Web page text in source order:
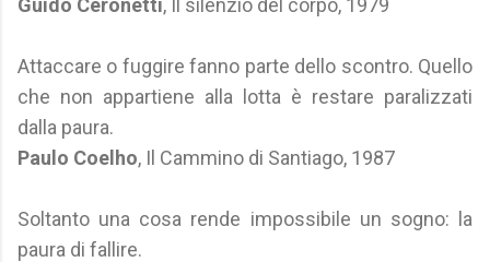
Guido Ceronetti, Il silenzio del corpo, 1979
Attaccare o fuggire fanno parte dello scontro. Quello
che non appartiene alla lotta è restare paralizzati
dalla paura.
Paulo Coelho, Il Cammino di Santiago, 1987
Soltanto una cosa rende impossibile un sogno: la
paura di fallire.